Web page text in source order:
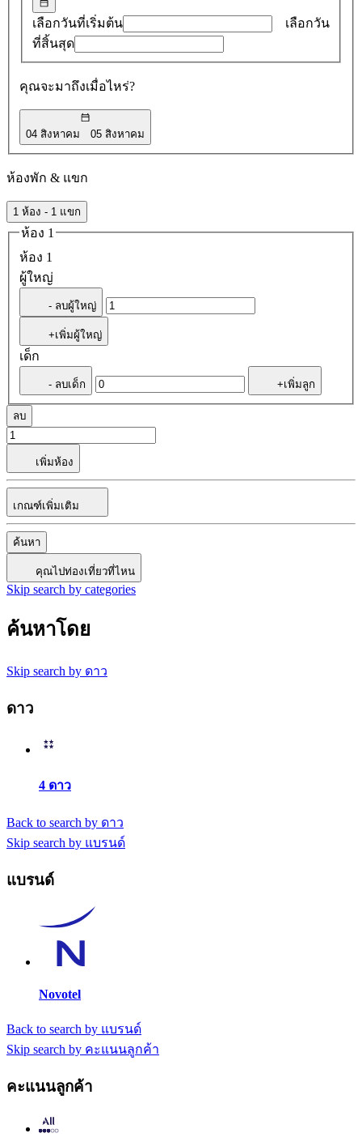
เลือกวันที่เริ่มต้น
เลือกวัน
ที่สิ้นสุด
คุณจะมาถึงเมื่อไหร่?
04 สิงหาคม 05 สิงหาคม
ห้องพัก & แขก
1 ห้อง - 1 แขก
ห้อง 1
ห้อง 1
ผู้ใหญ่
- ลบผู้ใหญ่
+เพิ่มผู้ใหญ่
เด็ก
- ลบเด็ก +เพิ่มลูก
ลบ
เพิ่มห้อง
เกณฑ์เพิ่มเติม
ค้นหา
คุณไปท่องเที่ยวที่ไหน
Skip search by categories
ค้นหาโดย
Skip search by ดาว
ดาว
4 ดาว
Back to search by ดาว
Skip search by แบรนด์
แบรนด์
Novotel
Back to search by แบรนด์
Skip search by คะแนนลูกค้า
คะแนนลูกค้า